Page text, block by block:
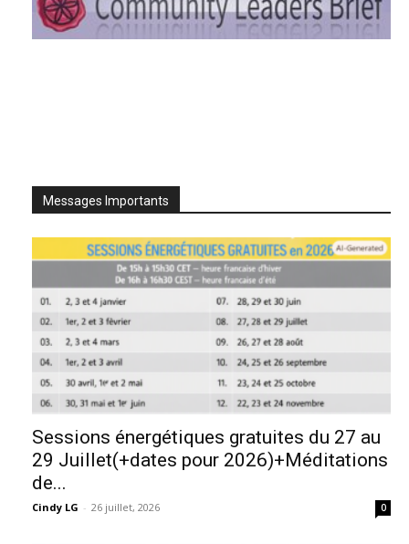
Messages Importants
Sessions énergétiques gratuites du 27 au
29 Juillet(+dates pour 2026)+Méditations
de...
Cindy LG - 26 juillet, 2026 0